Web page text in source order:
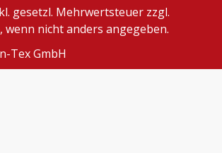
gesetzl. Mehrwertsteuer zzgl.
, wenn nicht anders angegeben.
Tex GmbH